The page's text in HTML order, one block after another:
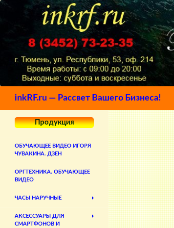
inkRF.ru — Рассвет Вашего Бизнеса!
Продукция
ОБУЧАЮЩЕЕ ВИДЕО ИГОРЯ
ЧУВАКИНА. ДЗЕН
ОРГТЕХНИКА. ОБУЧАЮЩЕЕ
ВИДЕО
ЧАСЫ НАРУЧНЫЕ
АКСЕССУАРЫ ДЛЯ
СМАРТФОНОВ И